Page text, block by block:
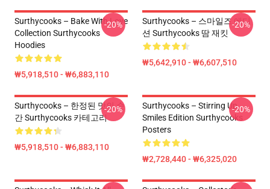
Surthycooks – Bake With Love
Collection Surthycooks
Hoodies
₩5,918,510 - ₩6,883,110
-20%
Surthycooks – 스마일즈 에디
션 Surthycooks 땀 재킷
₩5,642,910 - ₩6,607,510
-20%
Surthycooks – 한정된 맛의 순
간 Surthycooks 카테고리
₩5,918,510 - ₩6,883,110
-20%
Surthycooks – Stirring Up
Smiles Edition Surthycooks
Posters
₩2,728,440 - ₩6,325,020
-20%